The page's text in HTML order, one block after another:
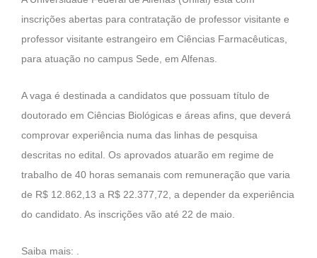
inscrições abertas para contratação de professor visitante e
professor visitante estrangeiro em Ciências Farmacêuticas,
para atuação no campus Sede, em Alfenas.
A vaga é destinada a candidatos que possuam título de
doutorado em Ciências Biológicas e áreas afins, que deverá
comprovar experiência numa das linhas de pesquisa
descritas no edital. Os aprovados atuarão em regime de
trabalho de 40 horas semanais com remuneração que varia
de R$ 12.862,13 a R$ 22.377,72, a depender da experiência
do candidato. As inscrições vão até 22 de maio.
Saiba mais: .